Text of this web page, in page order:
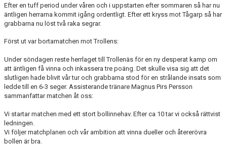
Efter en tuff period under våren och i uppstarten efter sommaren så har nu
äntligen herrarna kommit igång ordentligt. Efter ett kryss mot Tågarp så har
grabbarna nu löst två raka segrar.
Först ut var bortamatchen mot Trollens:
Under söndagen reste herrlaget till Trollenäs för en ny desperat kamp om
att äntligen få vinna och inkassera tre poäng. Det skulle visa sig att det
slutligen hade blivit vår tur och grabbarna stod för en strålande insats som
ledde till en 6-3 seger. Assisterande tränare Magnus Pirs Persson
sammanfattar matchen åt oss:
Vi startar matchen med ett stort bollinnehav. Efter ca 10 tar vi också rättvist
ledningen.
Vi följer matchplanen och vår ambition att vinna dueller och återerövra
bollen är bra.